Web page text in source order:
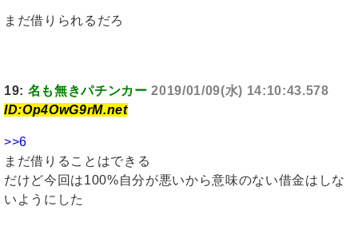
まだ借りられるだろ
19: 名も無きパチンカー 2019/01/09(水) 14:10:43.578
ID:Op4OwG9rM.net
>>6
まだ借りることはできる
だけど今回は100%自分が悪いから意味のない借金はしな
いようにした